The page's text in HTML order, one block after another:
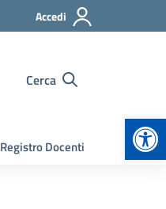
Accedi
Cerca
Registro Docenti